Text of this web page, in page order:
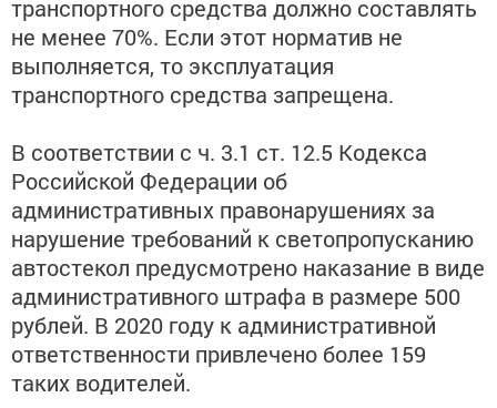
транспортного средства должно составлять
не менее 70%. Если этот норматив не
выполняется, то эксплуатация
транспортного средства запрещена.
В соответствии с ч. 3.1 ст. 12.5 Кодекса
Российской Федерации об
административных правонарушениях за
нарушение требований к светопропусканию
автостекол предусмотрено наказание в виде
административного штрафа в размере 500
рублей. В 2020 году к административной
ответственности привлечено более 159
таких водителей.